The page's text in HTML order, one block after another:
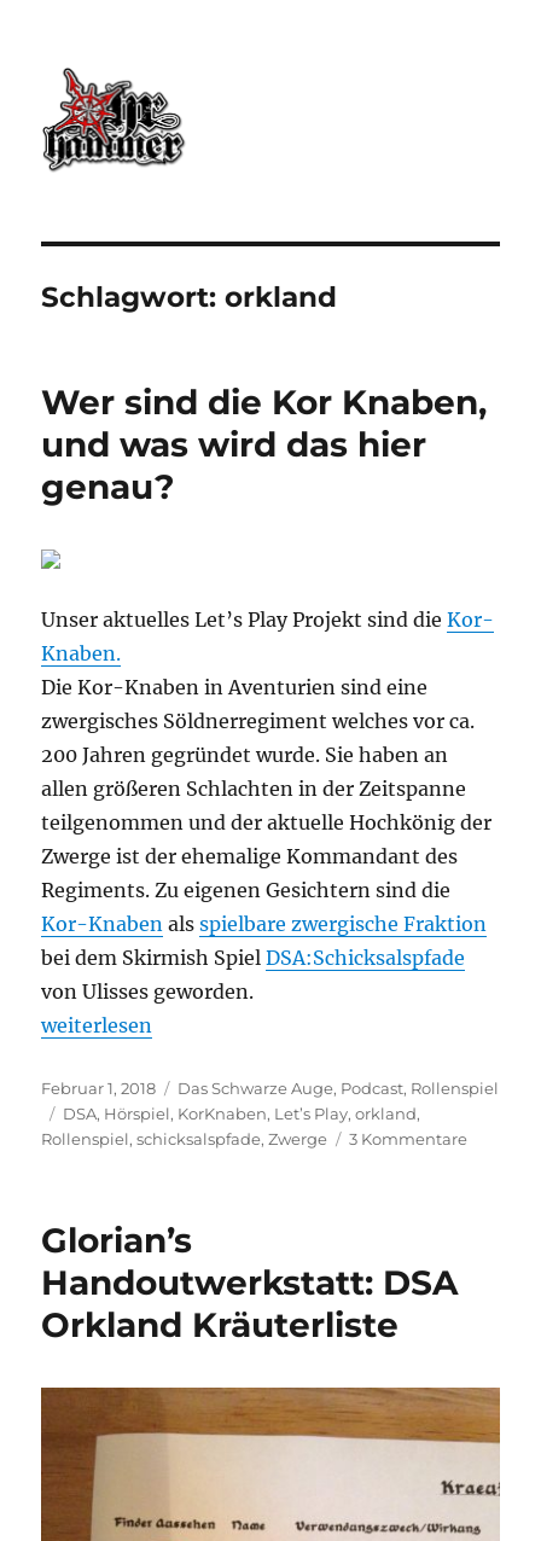
Ohrhammer.online
Schlagwort:orkland
Wer sind die Kor Knaben,
und was wird das hier
genau?
Unser aktuelles Let’s Play Projekt sind dieKor-
Knaben.
Die Kor-Knaben in Aventurien sind eine
zwergisches Söldnerregiment welches vor ca.
200 Jahren gegründet wurde. Sie haben an
allen größeren Schlachten in der Zeitspanne
teilgenommen und der aktuelle Hochkönig der
Zwerge ist der ehemalige Kommandant des
Regiments. Zu eigenen Gesichtern sind die
Kor-Knaben alsspielbare zwergische Fraktion
bei dem Skirmish SpielDSA:Schicksalspfade
von Ulisses geworden.
„Wer sind die Kor Knaben, und was wird das hier
weiterlesen
Veröffentlicht
am
Februar 1, 2018 Kategorien
Das Schwarze Auge, Podcast, Rollenspiel
Schlagwörter
DSA, Hörspiel, KorKnaben, Let’s Play,orkland,
Rollenspiel,schicksalspfade,Zwerge 3 Kommentarezu
hier
genau?
Glorian’s
Handoutwerkstatt: DSA
Orkland Kräuterliste